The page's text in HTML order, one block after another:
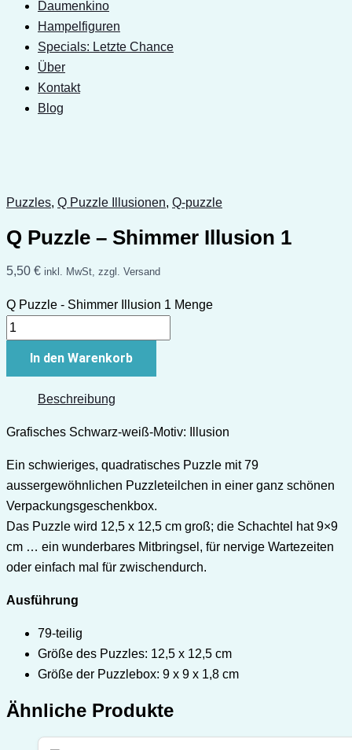
Daumenkino
Hampelfiguren
Specials: Letzte Chance
Über
Kontakt
Blog
Puzzles, Q Puzzle Illusionen, Q-puzzle
Q Puzzle – Shimmer Illusion 1
5,50 € inkl. MwSt, zzgl. Versand
Q Puzzle - Shimmer Illusion 1 Menge
In den Warenkorb
Beschreibung
Grafisches Schwarz-weiß-Motiv: Illusion
Ein schwieriges, quadratisches Puzzle mit 79
aussergewöhnlichen Puzzleteilchen in einer ganz schönen
Verpackungsgeschenkbox.
Das Puzzle wird 12,5 x 12,5 cm groß; die Schachtel hat 9×9
cm … ein wunderbares Mitbringsel, für nervige Wartezeiten
oder einfach mal für zwischendurch.
Ausführung
79-teilig
Größe des Puzzles: 12,5 x 12,5 cm
Größe der Puzzlebox: 9 x 9 x 1,8 cm
Ähnliche Produkte